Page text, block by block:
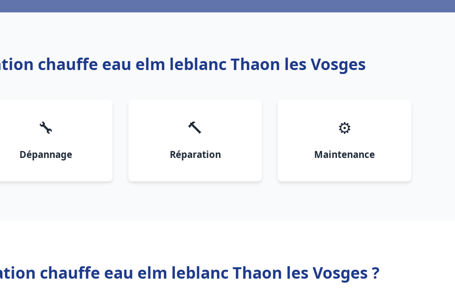
chauffe eau elm leblanc Thaon les Vosges
🔧
Dépannage
🔨
Réparation
⚙️
Maintenance
chauffe eau elm leblanc Thaon les Vosges ?